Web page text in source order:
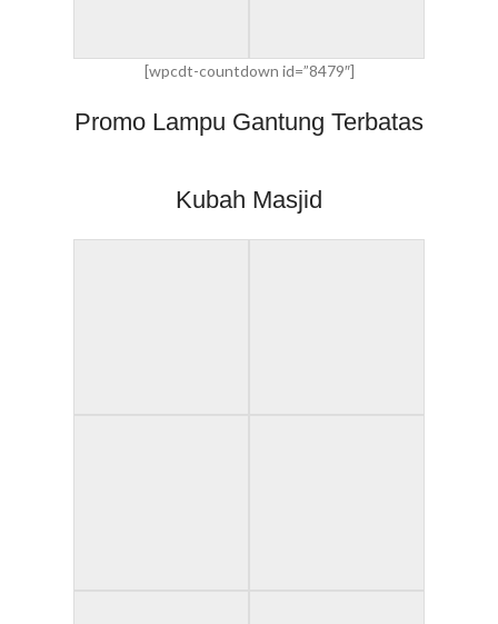
[wpcdt-countdown id=”8479″]
Promo Lampu Gantung Terbatas
Kubah Masjid